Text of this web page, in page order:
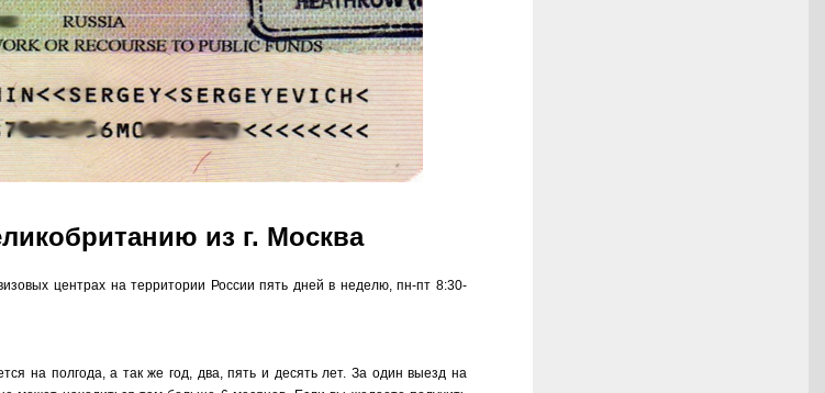
из г. Москва
центрах на территории России пять дней в неделю, пн-пт 8:30-
на полгода, а так же год, два, пять и десять лет. За один выезд на